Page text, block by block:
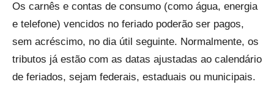
Os carnês e contas de consumo (como água, energia
e telefone) vencidos no feriado poderão ser pagos,
sem acréscimo, no dia útil seguinte. Normalmente, os
tributos já estão com as datas ajustadas ao calendário
de feriados, sejam federais, estaduais ou municipais.